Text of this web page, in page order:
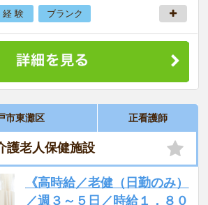
経 験 ブランク
市東灘区 正看護師
護老人保健施設
《高時給／老健（日勤のみ）
／週３～５日／時給１，８０